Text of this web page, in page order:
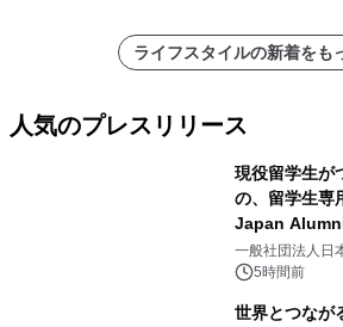
ライフスタイルの新着をも
人気のプレスリリース
現役留学生が
の、留学生専
Japan
をリリース
一般社団法人日
5時間前
世界とつなが